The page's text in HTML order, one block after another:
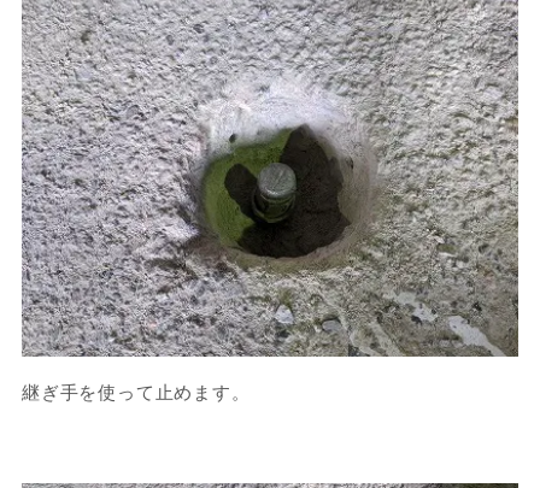
継ぎ手を使って止めます。